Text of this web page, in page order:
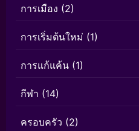
การเมือง (2)
การเริ่มต้นใหม่ (1)
การแก้แค้น (1)
กีฬา (14)
ครอบครัว (2)